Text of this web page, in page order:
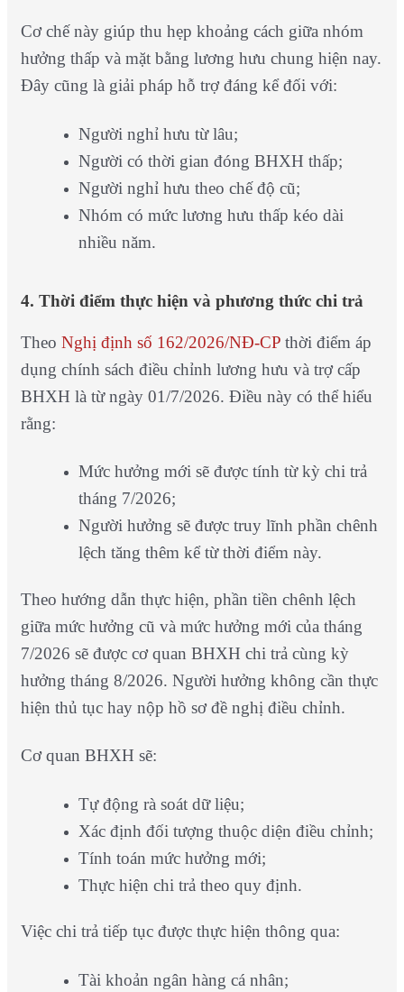
Cơ chế này giúp thu hẹp khoảng cách giữa nhóm
hưởng thấp và mặt bằng lương hưu chung hiện nay.
Đây cũng là giải pháp hỗ trợ đáng kể đối với:
Người nghỉ hưu từ lâu;
Người có thời gian đóng BHXH thấp;
Người nghỉ hưu theo chế độ cũ;
Nhóm có mức lương hưu thấp kéo dài
nhiều năm.
4. Thời điểm thực hiện và phương thức chi trả
Theo Nghị định số 162/2026/NĐ-CPthời điểm áp
dụng chính sách điều chỉnh lương hưu và trợ cấp
BHXH là từ ngày 01/7/2026. Điều này có thể hiểu
rằng:
Mức hưởng mới sẽ được tính từ kỳ chi trả
tháng 7/2026;
Người hưởng sẽ được truy lĩnh phần chênh
lệch tăng thêm kể từ thời điểm này.
Theo hướng dẫn thực hiện, phần tiền chênh lệch
giữa mức hưởng cũ và mức hưởng mới của tháng
7/2026 sẽ được cơ quan BHXH chi trả cùng kỳ
hưởng tháng 8/2026. Người hưởng không cần thực
hiện thủ tục hay nộp hồ sơ đề nghị điều chỉnh.
Cơ quan BHXH sẽ:
Tự động rà soát dữ liệu;
Xác định đối tượng thuộc diện điều chỉnh;
Tính toán mức hưởng mới;
Thực hiện chi trả theo quy định.
Việc chi trả tiếp tục được thực hiện thông qua:
Tài khoản ngân hàng cá nhân;